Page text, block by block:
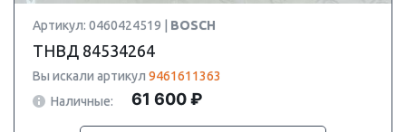
Артикул: 0460424519 | BOSCH
ТНВД 84534264
Вы искали артикул 9461611363
Наличные:
61 600 ₽